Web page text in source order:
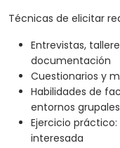
Técnicas de elicitar
Entrevistas,
documentación
Cuestionarios y
Habilidades de
entornos grupales
Ejercicio
interesada